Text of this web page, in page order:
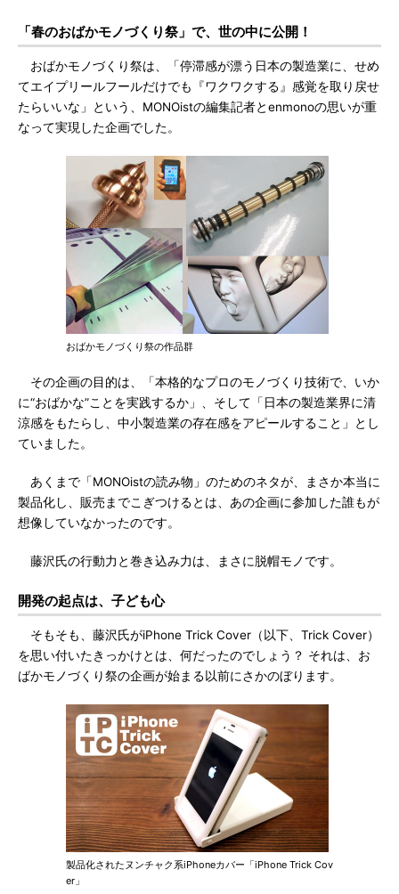
「春のおばかモノづくり祭」で、世の中に公開！
おばかモノづくり祭は、「停滞感が漂う日本の製造業に、せめ
てエイプリールフールだけでも『ワクワクする』感覚を取り戻せ
たらいいな」という、MONOistの編集記者とenmonoの思いが重
なって実現した企画でした。
おばかモノづくり祭の作品群
その企画の目的は、「本格的なプロのモノづくり技術で、いか
に“おばかな”ことを実践するか」、そして「日本の製造業界に清
涼感をもたらし、中小製造業の存在感をアピールすること」とし
ていました。
あくまで「MONOistの読み物」のためのネタが、まさか本当に
製品化し、販売までこぎつけるとは、あの企画に参加した誰もが
想像していなかったのです。
藤沢氏の行動力と巻き込み力は、まさに脱帽モノです。
開発の起点は、子ども心
そもそも、藤沢氏がiPhone Trick Cover（以下、Trick Cover）
を思い付いたきっかけとは、何だったのでしょう？ それは、お
ばかモノづくり祭の企画が始まる以前にさかのぼります。
製品化されたヌンチャク系iPhoneカバー「iPhone Trick Cov
er」